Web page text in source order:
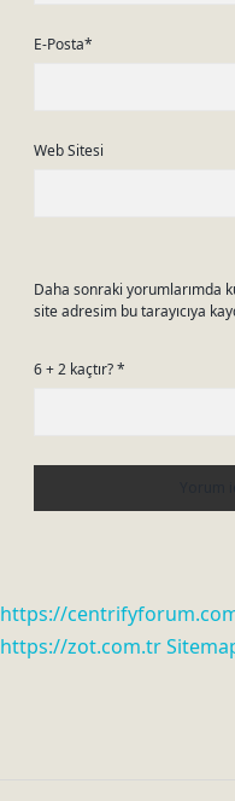
E-Posta*
Web Sitesi
Daha sonraki yorumlarımda
site adresim bu tarayıcıya
6 + 2 kaçtır?*
https://
https://zot.com.tr